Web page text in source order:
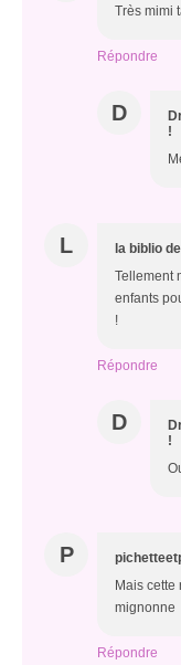
Très mimi
Répondre
D
!
L la biblio
Tellement
enfants
!
Répondre
D
!
P
Mais cette
mignonne
Répondre